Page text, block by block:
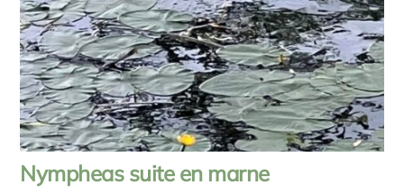
Nympheas suite en marne